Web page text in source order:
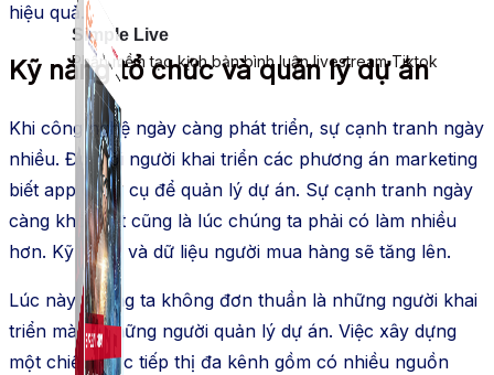
Simple Live
Phần mềm tạo kịch bản bình luận livestream Tiktok
hiệu quả.
Kỹ năng tổ chức và quản lý dự án
Khi công nghệ ngày càng phát triển, sự cạnh tranh ngày
nhiều. Đòi hỏi người khai triển các phương án marketing
biết app công cụ để quản lý dự án. Sự cạnh tranh ngày
càng khốc liệt cũng là lúc chúng ta phải có làm nhiều
hơn. Kỹ thuật và dữ liệu người mua hàng sẽ tăng lên.
Lúc này chúng ta không đơn thuần là những người khai
triển mà là những người quản lý dự án. Việc xây dựng
một chiến lược tiếp thị đa kênh gồm có nhiều nguồn